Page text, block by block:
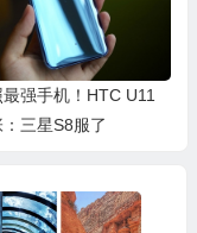
强手机！HTC U11
三星S8服了